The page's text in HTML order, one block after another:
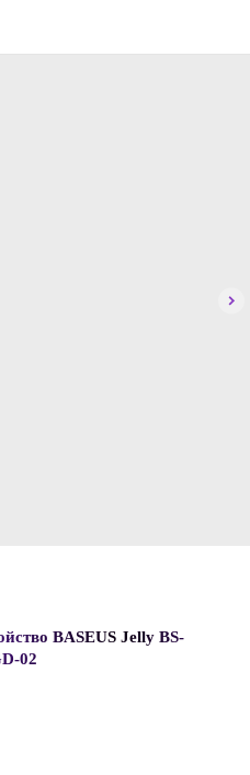
BASEUS Jelly BS-
02